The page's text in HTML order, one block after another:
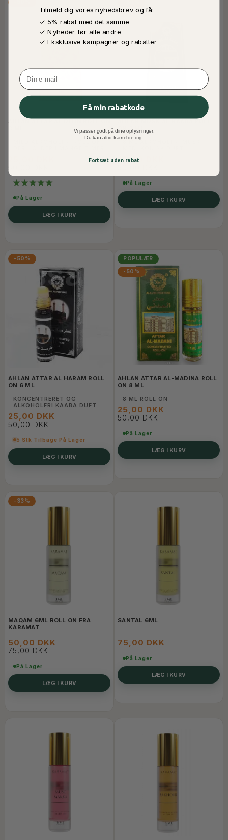
AHLAN ATTAR AL DEHN ROLL ON
50,00 DKK
På Lager
LÆG I KURV
ON 8 ML
8 ML ALKOHOLFRI MUSK
25,00 DKK
På Lager
LÆG I KURV
-50%
AHLAN ATTAR AL HARAM ROLL
ON 6 ML
KONCENTRERET OG
ALKOHOLFRI KAABA DUFT
25,00 DKK
50,00 DKK
5 Stk Tilbage På Lager
LÆG I KURV
POPULÆR
-50%
AHLAN ATTAR AL-MADINA ROLL
ON 8 ML
8 ML ROLL ON
25,00 DKK
50,00 DKK
På Lager
LÆG I KURV
-33%
MAQAM 6ML ROLL ON FRA
KARAMAT
50,00 DKK
75,00 DKK
På Lager
LÆG I KURV
SANTAL 6ML
75,00 DKK
På Lager
LÆG I KURV
Tilmeld dig vores nyhedsbrev og få:
✓ 5% rabat med det samme
✓ Nyheder før alle andre
✓ Eksklusive kampagner og rabatter
Email
Få min rabatkode
Vi passer godt på dine oplysninger.
Du kan altid framelde dig.
Fortsæt uden rabat